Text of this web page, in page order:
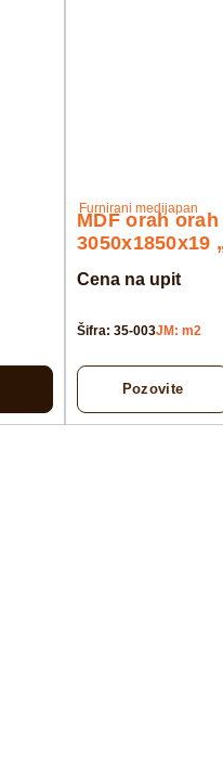
Furnirani medijapan
MDF orah orah
3050x1850x19
Cena na upit
Šifra: 35-003JM: m2
Pozovite